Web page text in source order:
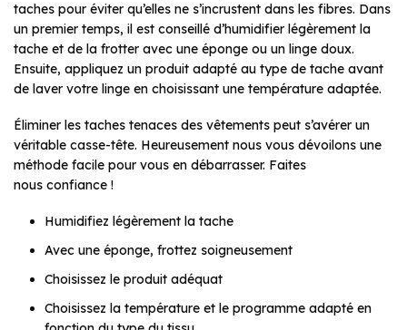
taches pour éviter qu’elles ne s’incrustent dans les fibres. Dans
un premier temps, il est conseillé d’humidifier légèrement la
tache et de la frotter avec une éponge ou un linge doux.
Ensuite, appliquez un produit adapté au type de tache avant
de laver votre linge en choisissant une température adaptée.
Éliminer les taches tenaces des vêtements peut s’avérer un
véritable casse-tête. Heureusement nous vous dévoilons une
méthode facile pour vous en débarrasser. Faites
nous confiance !
Humidifiez légèrement la tache
Avec une éponge, frottez soigneusement
Choisissez le produit adéquat
Choisissez la température et le programme adapté en